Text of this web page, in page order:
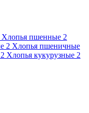
Хлопья пшенные 2
2 Хлопья пшеничные
2 Хлопья кукурузные 2